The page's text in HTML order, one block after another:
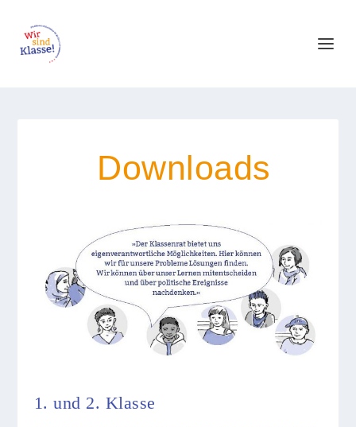
Downloads
1. und 2. Klasse